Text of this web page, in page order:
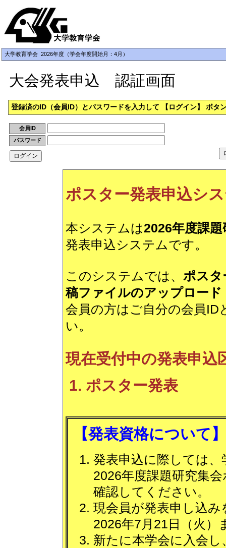
大学教育学会 2026年度（学会年度開始月：4月）
大会発表申込 認証画面
登録済のID（会員ID）とパスワードを入力して 【ログイン】 ボタ
会員ID
パスワード
ポスター発表申込シ
本システムは2026年度課
発表申込システムです。
このシステムでは、 ポスタ
稿ファイルのアップロード
会員の方はご自分の会員
い。
現在受付中の発表申込
ポスター発表
【発表資格について】
発表申込に際しては
2026年度課題研究集
確認してください。
現会員が発表申し込
2026年7月21日（火
新たに本学会に入会